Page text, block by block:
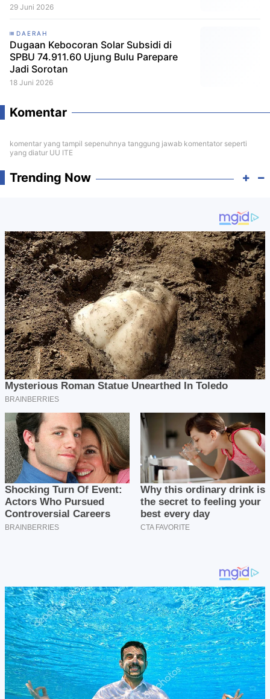
29 Juni 2026
DAERAH
Dugaan Kebocoran Solar Subsidi di
SPBU 74.911.60 Ujung Bulu Parepare
Jadi Sorotan
18 Juni 2026
Komentar
komentar yang tampil sepenuhnya tanggung jawab komentator seperti
yang diatur UU ITE
Trending Now